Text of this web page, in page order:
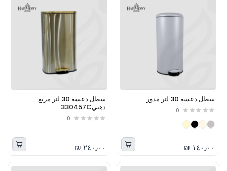
سطل دعسة 30 لتر مدور
0
١٤٠٫٠٠ ₪
سطل دعسة 30 لتر مربع
ذهبي330457C
0
٢٤٠٫٠٠ ₪